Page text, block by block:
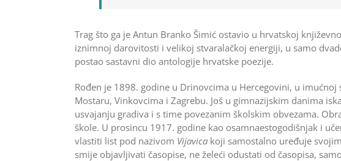
Trag što ga je Antun Branko Šimić ostavio u hrvatskoj
iznimnoj darovitosti i velikoj stvaralačkoj energiji, u samo
postao sastavni dio antologije hrvatske poezije.
Rođen je 1898. godine u Drinovcima u Hercegovini, u
Mostaru, Vinkovcima i Zagrebu. Još u gimnazijskim danima
usvajanju gradiva i s time povezanim školskim obvezama.
škole. U prosincu 1917. godine kao osamnaestogodišnjak i
vlastiti list pod nazivom Vijavica koji samostalno uređuje
smije objavljivati časopise, ne želeći odustati od časopisa,